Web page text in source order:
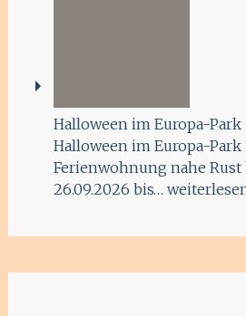
Halloween im Europa-Park
Halloween im Europa-
Ferienwohnung nahe Rust
26.09.2026 bis…